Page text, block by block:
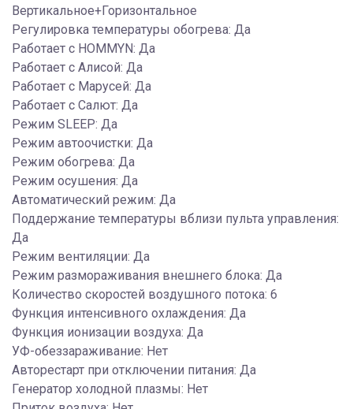
Вертикальное+Горизонтальное
Регулировка температуры обогрева: Да
Работает с HOMMYN: Да
Работает с Алисой: Да
Работает с Марусей: Да
Работает с Салют: Да
Режим SLEEP: Да
Режим автоочистки: Да
Режим обогрева: Да
Режим осушения: Да
Автоматический режим: Да
Поддержание температуры вблизи пульта управления:
Да
Режим вентиляции: Да
Режим размораживания внешнего блока: Да
Количество скоростей воздушного потока: 6
Функция интенсивного охлаждения: Да
Функция ионизации воздуха: Да
УФ-обеззараживание: Нет
Авторестарт при отключении питания: Да
Генератор холодной плазмы: Нет